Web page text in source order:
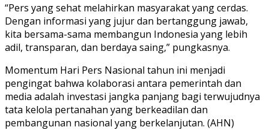
“Pers yang sehat melahirkan masyarakat yang cerdas.
Dengan informasi yang jujur dan bertanggung jawab,
kita bersama-sama membangun Indonesia yang lebih
adil, transparan, dan berdaya saing,” pungkasnya.
Momentum Hari Pers Nasional tahun ini menjadi
pengingat bahwa kolaborasi antara pemerintah dan
media adalah investasi jangka panjang bagi terwujudnya
tata kelola pertanahan yang berkeadilan dan
pembangunan nasional yang berkelanjutan. (AHN)